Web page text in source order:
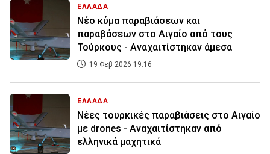
ΕΛΛΑΔΑ
Νέο κύμα παραβιάσεων και
παραβάσεων στο Αιγαίο από τους
Τούρκους - Αναχαιτίστηκαν άμεσα
19 Φεβ 2026 19:16
ΕΛΛΑΔΑ
Νέες τουρκικές παραβιάσεις στο Αιγαίο
με drones - Αναχαιτίστηκαν από
ελληνικά μαχητικά